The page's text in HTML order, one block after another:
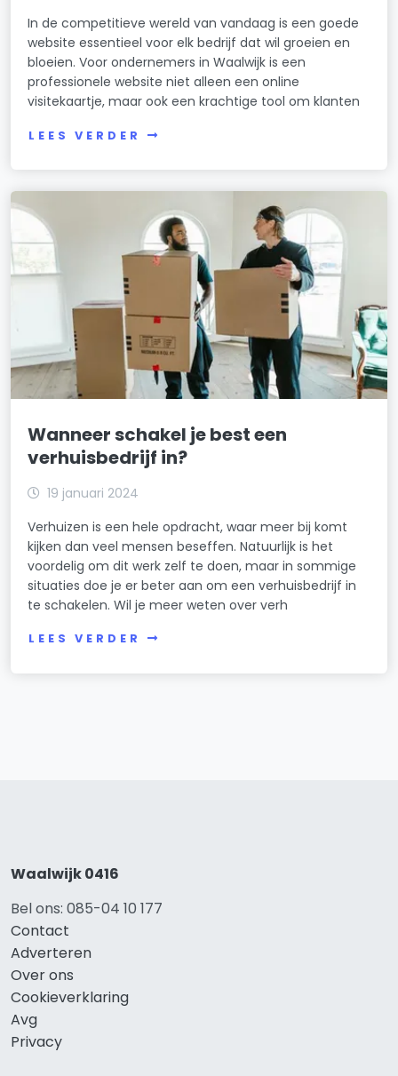
In de competitieve wereld van vandaag is een goede
website essentieel voor elk bedrijf dat wil groeien en
bloeien. Voor ondernemers in Waalwijk is een
professionele website niet alleen een online
visitekaartje, maar ook een krachtige tool om klanten
LEES VERDER
Wanneer schakel je best een
verhuisbedrijf in?
19 januari 2024
Verhuizen is een hele opdracht, waar meer bij komt
kijken dan veel mensen beseffen. Natuurlijk is het
voordelig om dit werk zelf te doen, maar in sommige
situaties doe je er beter aan om een verhuisbedrijf in
te schakelen. Wil je meer weten over verh
LEES VERDER
Waalwijk 0416
Bel ons: 085-04 10 177
Contact
Adverteren
Over ons
Cookieverklaring
Avg
Privacy